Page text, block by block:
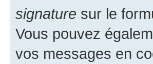
signature sur le
Vous pouvez
vos messages en